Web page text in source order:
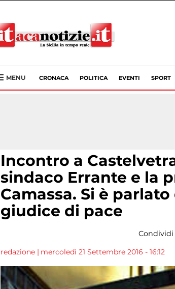
MENU CRONACA POLITICA EVENTI SPORT
Incontro a
sindaco Errante e la
Camassa. Si è
giudice di pace
Condividi
redazione | mercoledì 21 Settembre 2016 - 16:12